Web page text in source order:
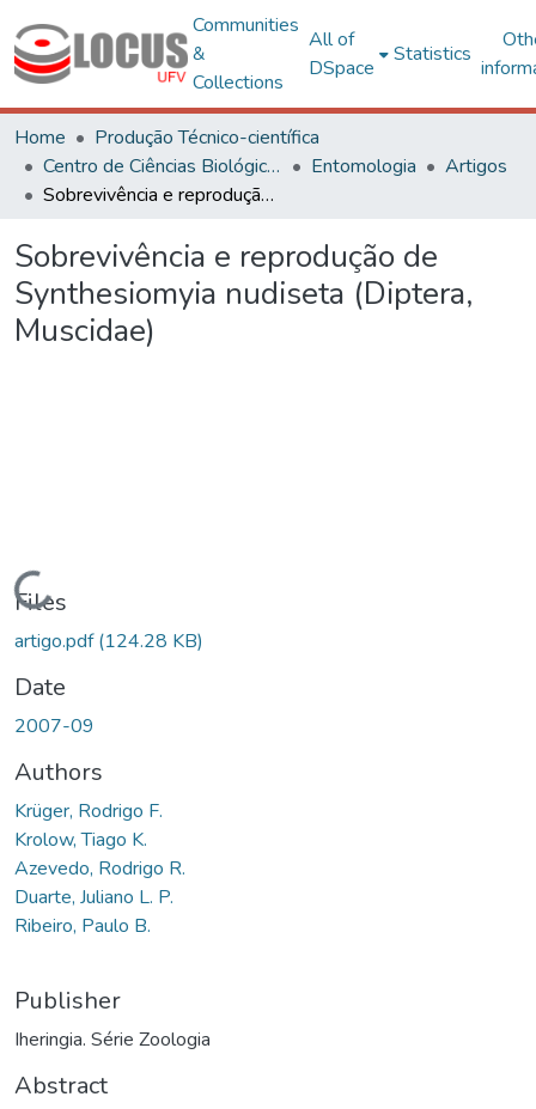
Communities
&
Collections
All of
DSpace
Statistics
Home
Produção Técnico-científica
Centro de Ciências Biológicas e da Saúde
Entomologia
Artigos
Sobrevivência e reprodução de Synthesiomyia nudiseta (Diptera, Muscidae)
Sobrevivência e reprodução de
Synthesiomyia nudiseta (Diptera,
Muscidae)
Loading...
Files
artigo.pdf(124.28 KB)
Date
2007-09
Authors
Krüger, Rodrigo F.
Krolow, Tiago K.
Azevedo, Rodrigo R.
Duarte, Juliano L. P.
Ribeiro, Paulo B.
Publisher
Iheringia. Série Zoologia
Abstract